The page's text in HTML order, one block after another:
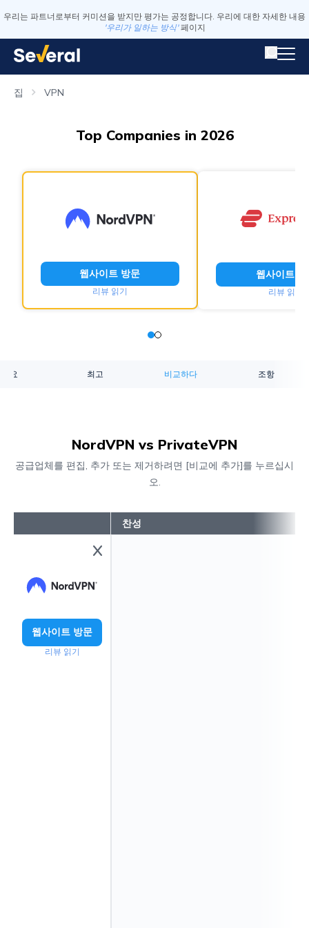
우리는 파트너로부터 커미션을 받지만 평가는 공정합니다. 우리에 대한 자세한 내용
'우리가 일하는 방식' 페이지
집 VPN
Top Companies in 2026
웹사이트 방문
리뷰 읽기
웹사이트 방
리뷰 읽기
개요 최고 비교하다 조항
NordVPN vs PrivateVPN
공급업체를 편집, 추가 또는 제거하려면 [비교에 추가]를 누르십시
오.
웹사이트 방문
리뷰 읽기
찬성